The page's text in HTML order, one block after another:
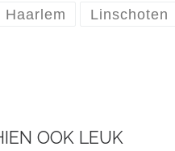
Haarlem Linschoten
OOK LEUK